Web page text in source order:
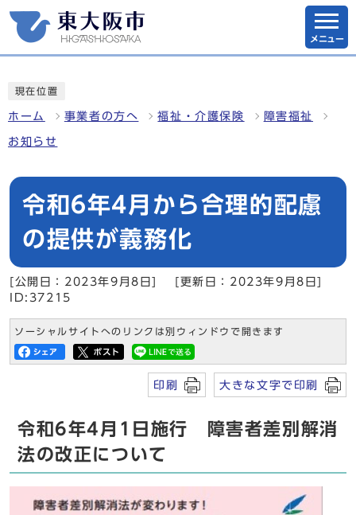
メニュー
現在位置
ホーム 事業者の方へ 福祉・介護保険 障害福祉
お知らせ
令和6年4月から合理的配慮
の提供が義務化
[公開日：2023年9月8日]
[更新日：2023年9月8日]
ID:37215
ソーシャルサイトへのリンクは別ウィンドウで開きます
印刷 大きな文字で印刷
令和6年4月1日施行 障害者差別解消
法の改正について